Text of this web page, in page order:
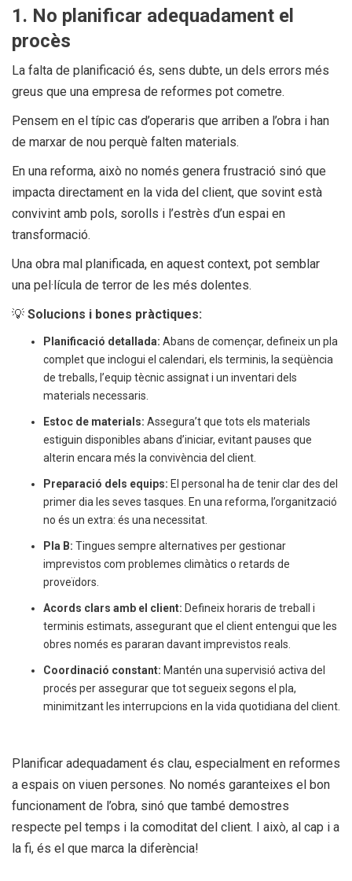
1. No planificar adequadament el
procès
La falta de planificació és, sens dubte, un dels errors més
greus que una empresa de reformes pot cometre.
Pensem en el típic cas d’operaris que arriben a l’obra i han
de marxar de nou perquè falten materials.
En una reforma, això no només genera frustració sinó que
impacta directament en la vida del client, que sovint està
convivint amb pols, sorolls i l’estrès d’un espai en
transformació.
Una obra mal planificada, en aquest context, pot semblar
una pel·lícula de terror de les més dolentes.
💡 Solucions i bones pràctiques:
Planificació detallada: Abans de començar, defineix un pla
complet que inclogui el calendari, els terminis, la seqüència
de treballs, l’equip tècnic assignat i un inventari dels
materials necessaris.
Estoc de materials: Assegura’t que tots els materials
estiguin disponibles abans d’iniciar, evitant pauses que
alterin encara més la convivència del client.
Preparació dels equips: El personal ha de tenir clar des del
primer dia les seves tasques. En una reforma, l’organització
no és un extra: és una necessitat.
Pla B: Tingues sempre alternatives per gestionar
imprevistos com problemes climàtics o retards de
proveïdors.
Acords clars amb el client: Defineix horaris de treball i
terminis estimats, assegurant que el client entengui que les
obres només es pararan davant imprevistos reals.
Coordinació constant: Mantén una supervisió activa del
procés per assegurar que tot segueix segons el pla,
minimitzant les interrupcions en la vida quotidiana del client.
Planificar adequadament és clau, especialment en reformes
a espais on viuen persones. No només garanteixes el bon
funcionament de l’obra, sinó que també demostres
respecte pel temps i la comoditat del client. I això, al cap i a
la fi, és el que marca la diferència!